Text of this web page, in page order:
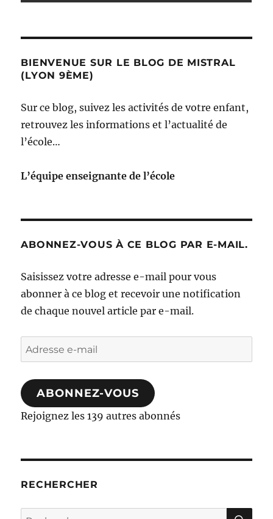
BIENVENUE SUR LE BLOG DE MISTRAL
(LYON 9ÈME)
Sur ce blog, suivez les activités de votre enfant,
retrouvez les informations et l’actualité de
l’école…
L’équipe enseignante de l’école
ABONNEZ-VOUS À CE BLOG PAR E-MAIL.
Saisissez votre adresse e-mail pour vous
abonner à ce blog et recevoir une notification
de chaque nouvel article par e-mail.
Adresse
e-
mail
ABONNEZ-VOUS
Rejoignez les 139 autres abonnés
RECHERCHER
Recherche